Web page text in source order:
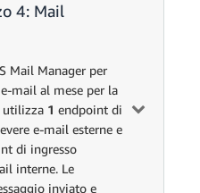
0,00008882
24,62 €
3 indirizzi ×
0,00009869
€
(80.000.000
4: Mail
Mail Manager per
e-mail al mese per la
utilizza 1 endpoint di
e-mail esterne e
di ingresso
interne. Le
inviato e